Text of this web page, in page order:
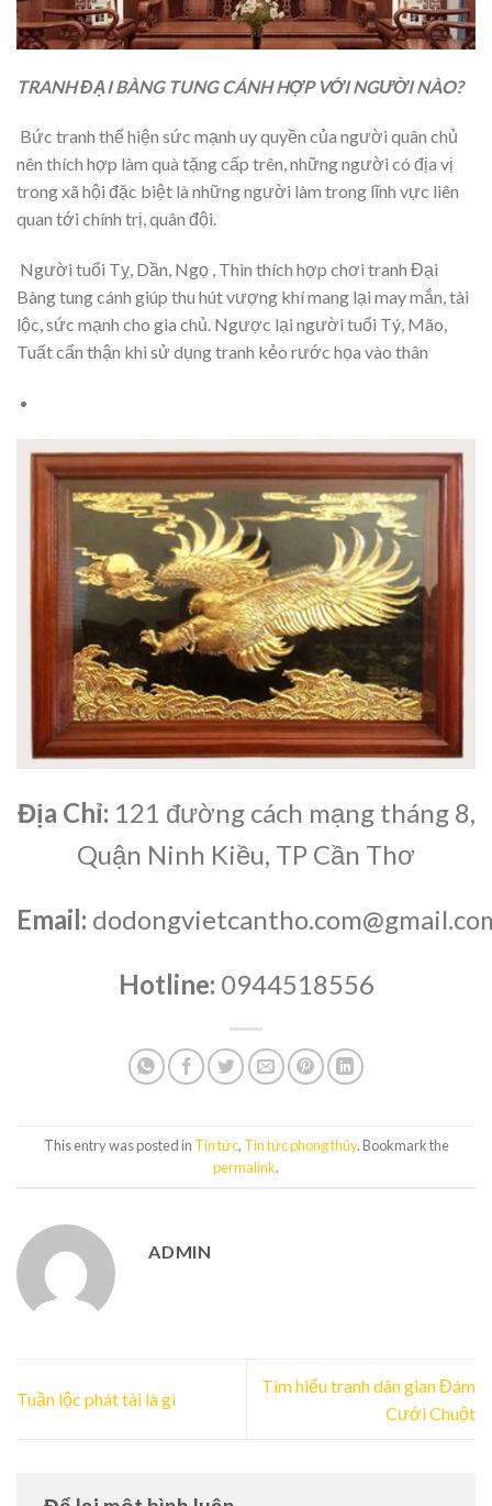
TRANH ĐẠI BÀNG TUNG CÁNH HỢP VỚI NGƯỜI NÀO?
Bức tranh thể hiện sức mạnh uy quyền của người quân chủ
nên thích hợp làm quà tặng cấp trên, những người có địa vị
trong xã hội đặc biệt là những người làm trong lĩnh vực liên
quan tới chính trị, quân đội.
Người tuổi Tỵ, Dần, Ngọ , Thìn thích hợp chơi tranh Đại
Bàng tung cánh giúp thu hút vượng khí mang lại may mắn, tài
lộc, sức mạnh cho gia chủ. Ngược lại người tuổi Tý, Mão,
Tuất cẩn thận khi sử dụng tranh kẻo rước họa vào thân
Địa Chỉ: 121 đường cách mạng tháng 8,
Quận Ninh Kiều, TP Cần Thơ
Email:
Hotline: 0944518556
This entry was posted in Tin tức, Tin tức phong thủy. Bookmark the
permalink.
ADMIN
Tuần lộc phát tài là gì
Tìm hiểu tranh dân gian Đám
Cưới Chuột